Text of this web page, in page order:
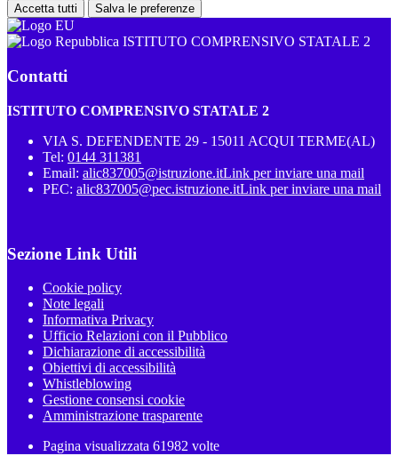
Accetta tutti Salva le preferenze
ISTITUTO COMPRENSIVO STATALE 2
Contatti
ISTITUTO COMPRENSIVO STATALE 2
VIA S. DEFENDENTE 29 - 15011 ACQUI TERME(AL)
Tel: 0144 311381
Email: alic837005@istruzione.itLink per inviare una mail
PEC: alic837005@pec.istruzione.itLink per inviare una mail
Sezione Link Utili
Cookie policy
Note legali
Informativa Privacy
Ufficio Relazioni con il Pubblico
Dichiarazione di accessibilità
Obiettivi di accessibilità
Whistleblowing
Gestione consensi cookie
Amministrazione trasparente
Pagina visualizzata 61982 volte